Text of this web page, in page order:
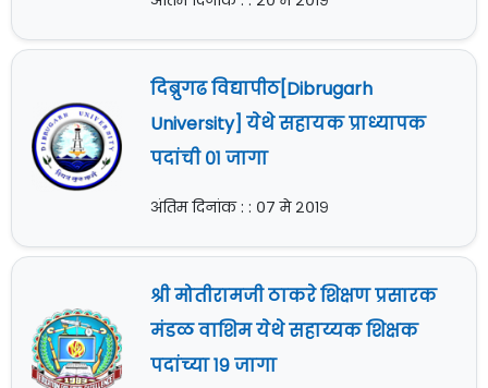
दिब्रुगढ विद्यापीठ[Dibrugarh
University] येथे सहायक प्राध्यापक
पदांची ०१ जागा
अंतिम दिनांक : : ०७ मे २०१९
श्री मोतीरामजी ठाकरे शिक्षण प्रसारक
मंडळ वाशिम येथे सहाय्यक शिक्षक
पदांच्या १९ जागा